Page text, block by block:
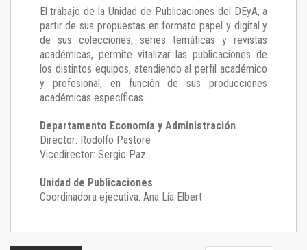
El trabajo de la Unidad de Publicaciones del DEyA, a
partir de sus propuestas en formato papel y digital y
de sus colecciones, series temáticas y revistas
académicas, permite vitalizar las publicaciones de
los distintos equipos, atendiendo al perfil académico
y profesional, en función de sus producciones
académicas específicas.
Departamento Economía y Administración
Director: Rodolfo Pastore
Vicedirector: Sergio Paz
Unidad de Publicaciones
Coordinadora ejecutiva: Ana Lía Elbert